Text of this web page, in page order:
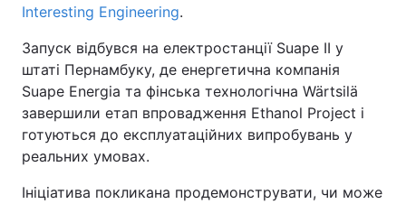
Економіка
Спорт
Техно і зв'язок Лайт
Зброя Інциденти
Interesting Engineering.
Запуск відбувся на електростанції Suape II у
штаті Пернамбуку, де енергетична компанія
Suape Energia та фінська технологічна Wärtsilä
завершили етап впровадження Ethanol Project і
готуються до експлуатаційних випробувань у
реальних умовах.
Ініціатива покликана продемонструвати, чи може